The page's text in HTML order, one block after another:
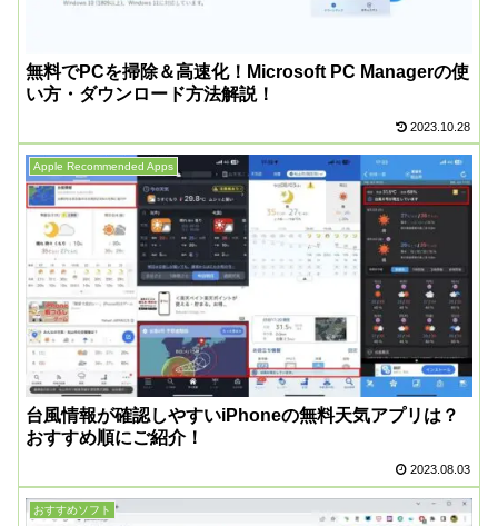
無料でPCを掃除＆高速化！Microsoft PC Managerの使
い方・ダウンロード方法解説！
2023.10.28
Apple Recommended Apps
台風情報が確認しやすいiPhoneの無料天気アプリは？
おすすめ順にご紹介！
2023.08.03
おすすめソフト